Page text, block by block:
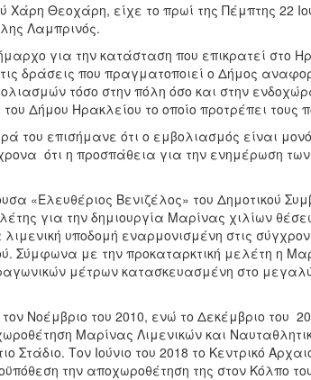
Χάρη Θεοχάρη, είχε το πρωί της Πέμπτης 22
Λαμπρινός.
για την κατάσταση που επικρατεί στο
δράσεις που πραγματοποιεί ο Δήμος
τόσο στην πόλη όσο και στην
Δήμου Ηρακλείου το οποίο προτρέπει τους
του επισήμανε ότι ο εμβολιασμός είναι
ότι η προσπάθεια για την ενημέρωση
«Ελευθέριος Βενιζέλος» του Δημοτικού
για την δημιουργία Μαρίνας χιλίων
λιμενική υποδομή εναρμονισμένη στις
Σύμφωνα με την προκαταρκτική μελέτη η
μέτρων κατασκευασμένη στο
Νοέμβριο του 2010, ενώ το Δεκέμβριο του
Μαρίνας Λιμενικών και
Τον Ιούνιο του 2018 το Κεντρικό
την αποχωροθέτηση της στον Κόλπο